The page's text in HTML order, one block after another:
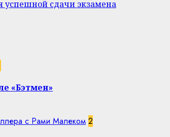
успешной сдачи экзамена
«Бэтмен»
с Рами Малеком 2